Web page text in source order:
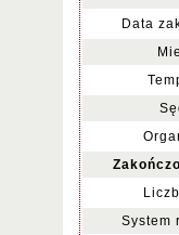
Data
System